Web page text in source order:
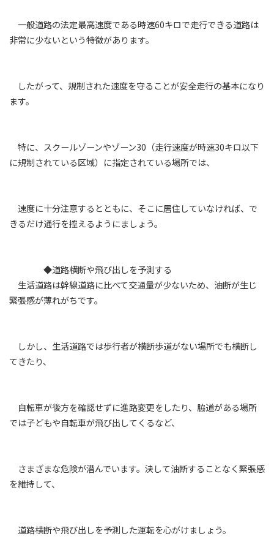
一般道路の法定最高速度である時速60キロで走行できる道路は
非常に少ないという特徴があります。
したがって、規制された速度を守ることが安全走行の基本になり
ます。
特に、スクールゾーンやゾーン30（走行速度が時速30キロ以下
に規制されている区域）に指定されている場所では、
速度に十分注意するとともに、そこに居住していなければ、で
きるだけ通行を控えるようにましょう。
◆道路横断や飛び出しを予測する
生活道路は幹線道路に比べて交通量が少ないため、油断が生じ
緊張感が薄れがちです。
しかし、生活道路では歩行者が横断歩道がない場所でも横断し
てきたり、
自転車が後方を確認せずに進路変更をしたり、脇道がある場所
では子どもや自転車が飛び出してくるなど、
さまざまな危険が潜んでいます。決して油断することなく緊張感
を維持して、
道路横断や飛び出しを予測した運転を心がけましょう。